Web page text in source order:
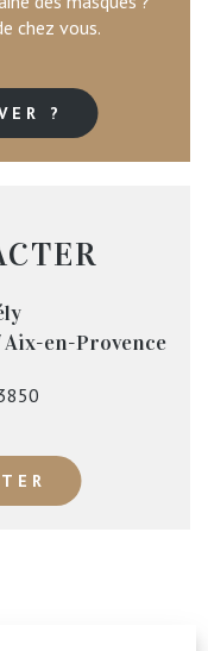
chez vous.
?
en-Provence